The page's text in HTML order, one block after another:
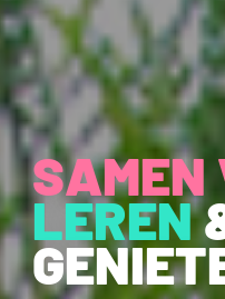
SAMEN
LEREN